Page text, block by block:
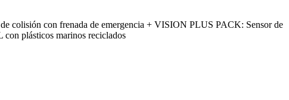
colisión con frenada de emergencia + VISION PLUS PACK: Sensor de
plásticos marinos reciclados